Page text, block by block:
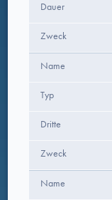
Dauer
Zweck
Name
Typ
Dritte
Zweck
Name